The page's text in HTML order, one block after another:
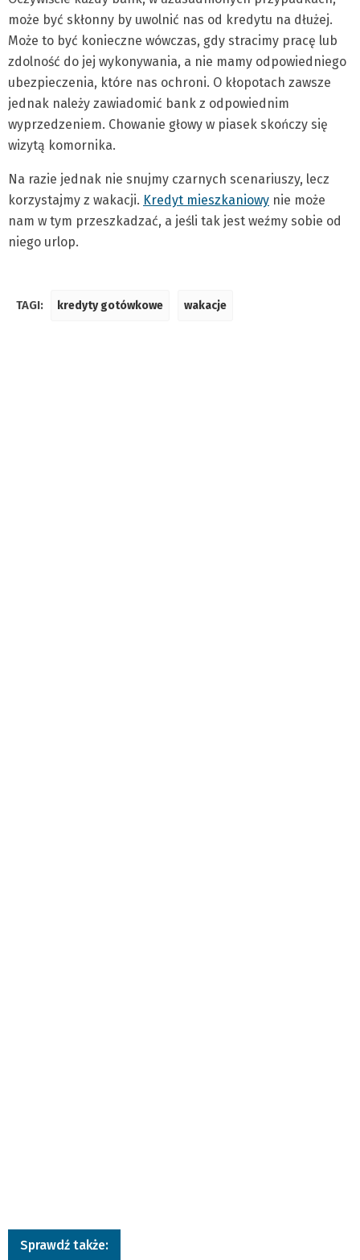
może być skłonny by uwolnić nas od kredytu na dłużej.
Może to być konieczne wówczas, gdy stracimy pracę lub
zdolność do jej wykonywania, a nie mamy odpowiedniego
ubezpieczenia, które nas ochroni. O kłopotach zawsze
jednak należy zawiadomić bank z odpowiednim
wyprzedzeniem. Chowanie głowy w piasek skończy się
wizytą komornika.
Na razie jednak nie snujmy czarnych scenariuszy, lecz
korzystajmy z wakacji. Kredyt mieszkaniowy nie może
nam w tym przeszkadzać, a jeśli tak jest weźmy sobie od
niego urlop.
TAGI: kredyty gotówkowe wakacje
Sprawdź także: